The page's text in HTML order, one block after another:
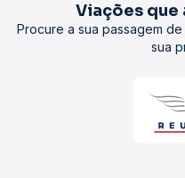
Viações que
Procure a sua passagem
sua